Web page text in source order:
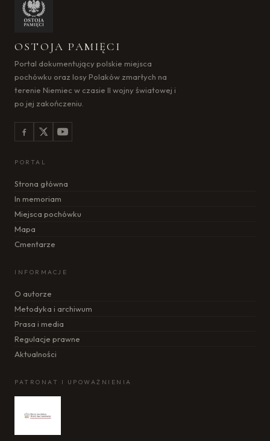
OSTOJA PAMIĘCI
Portal dokumentujący polskie miejsca
pochówku oraz losy Polaków zmarłych na
terenie Niemiec w czasie II wojny światowej i
po jej zakończeniu.
PORTAL
Strona główna
In memoriam
Miejsca pochówku
Mapa
Cmentarze
INFORMACJE
O autorze
Metodyka i archiwum
Prasa i media
Regulacje prawne
Aktualności
PATRONAT I UPOWAŻNIENIA